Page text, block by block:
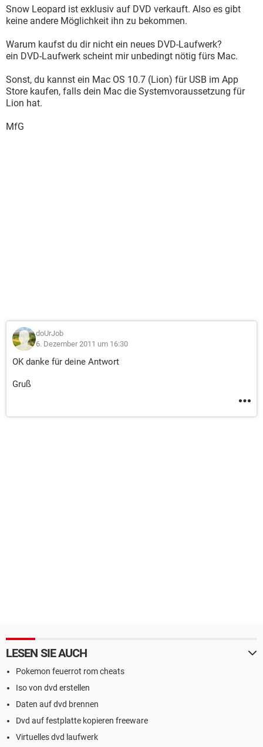
Snow Leopard ist exklusiv auf DVD verkauft. Also es gibt
keine andere Möglichkeit ihn zu bekommen.
Warum kaufst du dir nicht ein neues DVD-Laufwerk?
ein DVD-Laufwerk scheint mir unbedingt nötig fürs Mac.
Sonst, du kannst ein Mac OS 10.7 (Lion) für USB im App
Store kaufen, falls dein Mac die Systemvoraussetzung für
Lion hat.
MfG
doUrJob
6. Dezember 2011 um 16:30
OK danke für deine Antwort
Gruß
LESEN SIE AUCH
Pokemon feuerrot rom cheats
Iso von dvd erstellen
Daten auf dvd brennen
Dvd auf festplatte kopieren freeware
Virtuelles dvd laufwerk